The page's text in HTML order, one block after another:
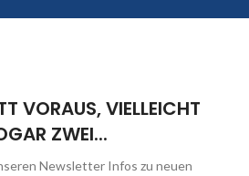
VORAUS, VIELLEICHT
ZWEI...
Newsletter Infos zu neuen